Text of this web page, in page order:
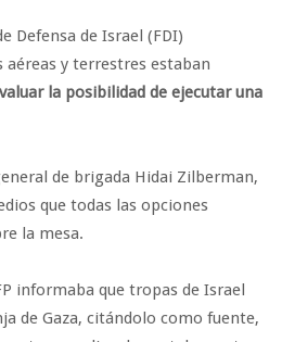
Defensa de Israel (FDI)
y terrestres estaban
la posibilidad de ejecutar una
de brigada Hidai Zilberman,
que todas las opciones
la mesa.
informaba que tropas de Israel
de Gaza, citándolo como fuente,